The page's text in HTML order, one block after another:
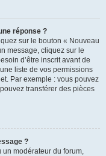
réponse ?
sur le bouton « Nouveau
message, cliquez sur le
d’être inscrit avant de
liste de vos permissions
Par exemple : vous pouvez
transférer des pièces
?
modérateur du forum,